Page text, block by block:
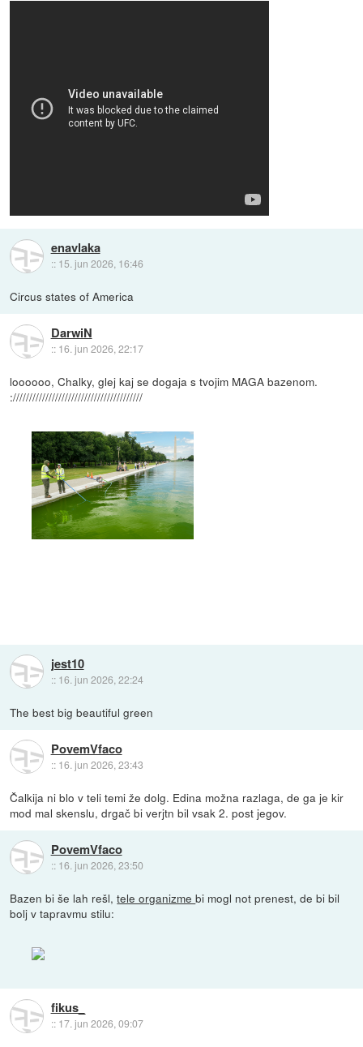
enavlaka
:: 15. jun 2026, 16:46
Circus states of America
DarwiN
:: 16. jun 2026, 22:17
loooooo, Chalky, glej kaj se dogaja s tvojim MAGA bazenom.
:////////////////////////////////////////
jest10
:: 16. jun 2026, 22:24
The best big beautiful green
PovemVfaco
:: 16. jun 2026, 23:43
Čalkija ni blo v teli temi že dolg. Edina možna razlaga, de ga je kir
mod mal skenslu, drgač bi verjtn bil vsak 2. post jegov.
PovemVfaco
:: 16. jun 2026, 23:50
Bazen bi še lah rešl,tele organizmebi mogl not prenest, de bi bil
bolj v tapravmu stilu:
fikus_
:: 17. jun 2026, 09:07